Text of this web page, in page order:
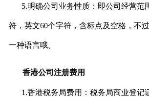
5.明确公司业务性质：即公司经营范
符，英文60个字符，含标点及空格，不
一种语言哦。
香港公司注册费用
1.香港税务局费用：税务局商业登记